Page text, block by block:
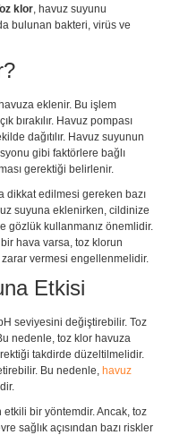
klor , havuz suyunu
bulunan bakteri, virüs ve
eklenir. Bu işlem
bırakılır. Havuz pompası
dağıtılır. Havuz suyunun
gibi faktörlere bağlı
gerektiği belirlenir.
dikkat edilmesi gereken bazı
suyuna eklenirken, cildinize
gözlük kullanmanız önemlidir.
hava varsa, toz klorun
vermesi engellenmelidir.
Etkisi
seviyesini değiştirebilir. Toz
nedenle, toz klor havuza
takdirde düzeltilmelidir.
Bu nedenle, havuz
bir yöntemdir. Ancak, toz
sağlık açısından bazı riskler